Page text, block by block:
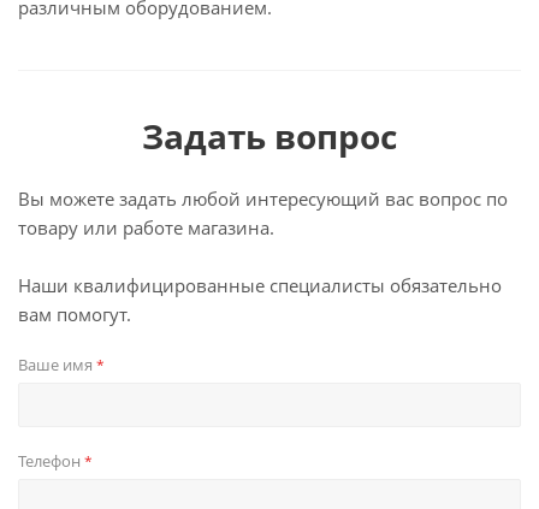
различным оборудованием.
Задать вопрос
Вы можете задать любой интересующий вас вопрос по
товару или работе магазина.
Наши квалифицированные специалисты обязательно
вам помогут.
Ваше имя *
Телефон *